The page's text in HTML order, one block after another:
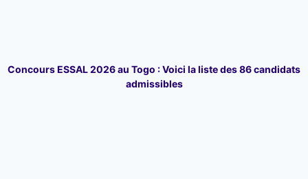
Concours ESSAL 2026 au Togo : Voici la liste des 86 candidats
admissibles